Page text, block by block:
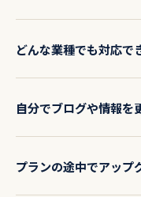
（税抜）で対応します
どんな業種でも対応で
事業主など幅広い業種
自分でブログや情報を
お客様自身で簡単に更
プランの途中でアップ